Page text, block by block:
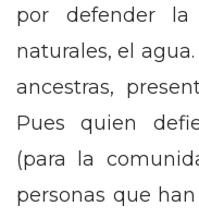
por defender
naturales, el
ancestras,
Pues quien
(para la
personas que